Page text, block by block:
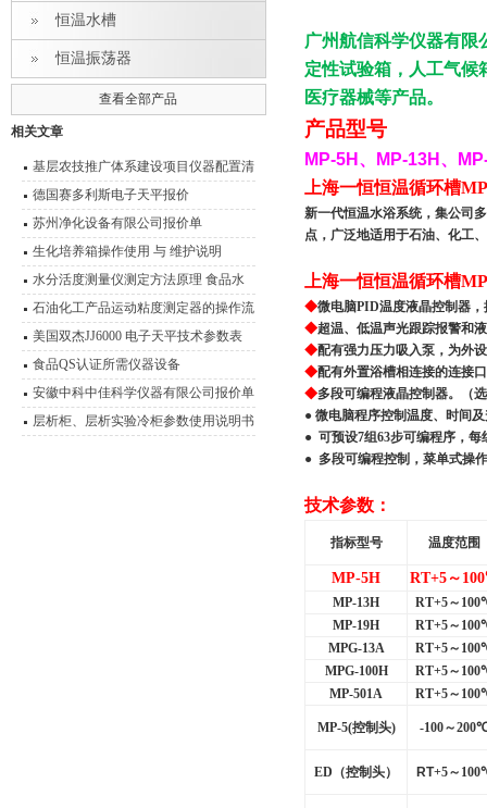
恒温水槽
恒温振荡器
查看全部产品
相关文章
基层农技推广体系建设项目仪器配置清
单
德国赛多利斯电子天平报价
苏州净化设备有限公司报价单
生化培养箱操作使用 与 维护说明
水分活度测量仪测定方法原理 食品水
分活度测量说明
石油化工产品运动粘度测定器的操作流
程
美国双杰JJ6000 电子天平技术参数表
分析天平
食品QS认证所需仪器设备
安徽中科中佳科学仪器有限公司报价单
层析柜、层析实验冷柜参数使用说明书
广州航信科学仪器有限
定性试验箱，人工气候
医疗器械等产品。
产品型号
MP-5H 、 MP-13H 、
上海一恒恒温循环槽
新一代恒温水浴系统，集公司
点，广泛地适用于石油、化工
上海一恒恒温循环槽
◆微电脑PID温度液晶控制器
◆超温、低温声光跟踪报警和
◆配有强力压力吸入泵，为外
◆配有外置浴槽相连接的连接
◆多段可编程液晶控制器。（
● 微电脑程序控制温度、时间
● 可预设7组63步可编程序，每
● 多段可编程控制，菜单式操
技术参数：
指标型号 温度范围
MP-5H RT+5～ 100
MP-13H RT+5～ 100
MP-19H
RT+5～ 100
MPG-13A
RT+5～ 100
MPG-100H
RT+5～ 100
MP-501A
RT+5～ 100
MP-5(控制头) -100～200
ED （控制头） RT+5～ 100